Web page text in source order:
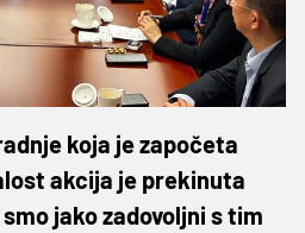
koja je započeta
akcija je prekinuta
jako zadovoljni s tim